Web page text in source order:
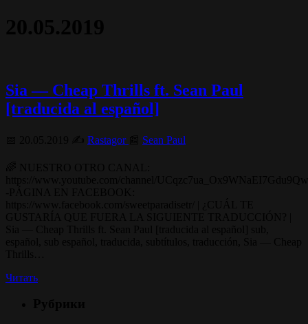
Sia — Cheap Thrills ft. Sean Paul
[traducida al español]
Rastagor Sean Paul
Читать